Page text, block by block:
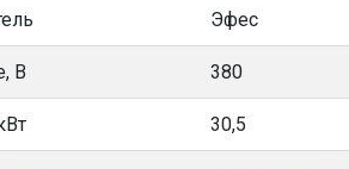
Эфес
В 380
30,5